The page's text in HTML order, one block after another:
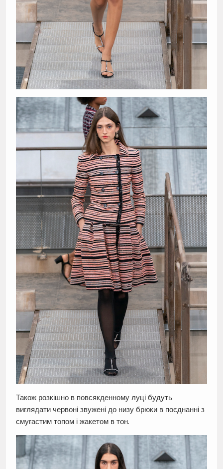
Також розкішно в повсякденному луці будуть
виглядати червоні звужені до низу брюки в поєднанні з
смугастим топом і жакетом в тон.